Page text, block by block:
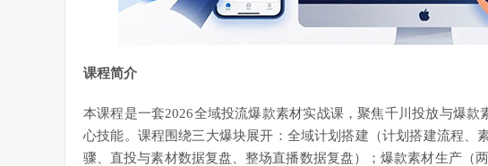
课程简介
本课程是一套2026全域投流爆款素材实战课，聚焦千川投放与爆
心技能。课程围绕三大爆块展开： 全域计划搭建（计划搭建流程、
骤、直投与素材数据复盘、整场直播数据复盘）；爆款素材生产（